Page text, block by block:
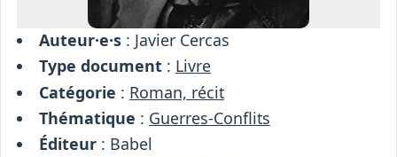
Auteur·e·s: Javier Cercas
Type document: Livre
Catégorie : Roman, récit
Thématique : Guerres-Conflits
Éditeur: Babel